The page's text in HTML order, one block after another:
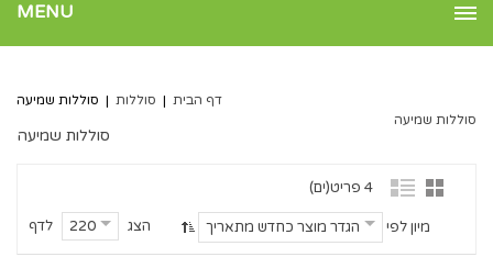
MENU
דף הבית | סוללות | סוללות שמיעה
סוללות שמיעה
סוללות שמיעה
4 פריט(ים)
הצג 220 לדף מיון לפי הגדר מוצר כחדש מתאריך